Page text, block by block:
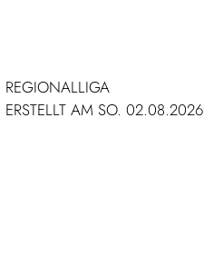
REGIONALLIGA
ERSTELLT AM SO. 02.08.2026